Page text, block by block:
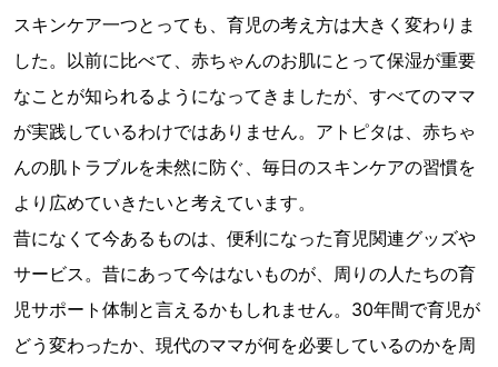
スキンケア一つとっても、育児の考え方は大きく変わりま
した。以前に比べて、赤ちゃんのお肌にとって保湿が重要
なことが知られるようになってきましたが、すべてのママ
が実践しているわけではありません。アトピタは、赤ちゃ
んの肌トラブルを未然に防ぐ、毎日のスキンケアの習慣を
より広めていきたいと考えています。
昔になくて今あるものは、便利になった育児関連グッズや
サービス。昔にあって今はないものが、周りの人たちの育
児サポート体制と言えるかもしれません。30年間で育児が
どう変わったか、現代のママが何を必要しているのかを周